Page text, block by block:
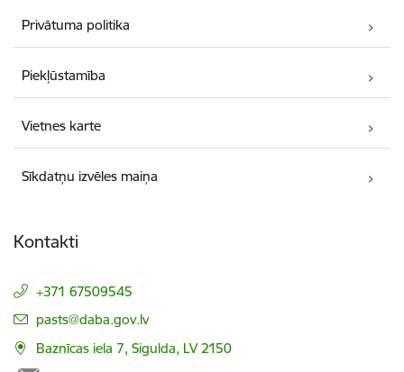
Privātuma politika
Piekļūstamība
Vietnes karte
Sīkdatņu izvēles maiņa
Kontakti
+371 67509545
E-pasts:
pasts@daba.gov.lv
Baznīcas iela 7, Sigulda, LV 2150